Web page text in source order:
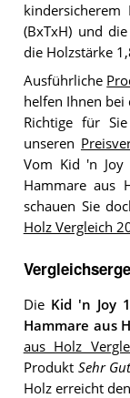
(BxTxH) und
die Holzstärke
Ausführliche
helfen Ihnen bei
Richtige für
unseren
Vom Kid 'n Joy
Hammare aus
schauen Sie
Holz Vergleich
Die Kid 'n Joy
Hammare aus
aus Holz
Produkt Sehr
Holz erreicht den